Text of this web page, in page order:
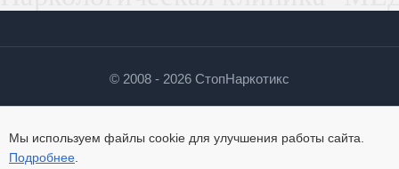
© 2008 - 2026 СтопНаркотикс
О сайте Контакты Политика
Мы используем файлы cookie для улучшения работы сайта.
Подробнее